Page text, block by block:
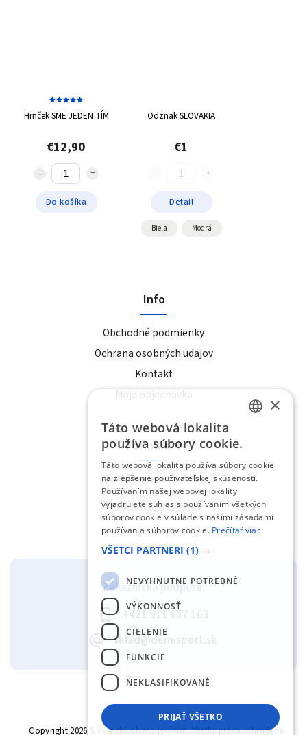
Hrnček SME JEDEN TÍM
€12,90
Do košíka
Odznak SLOVAKIA
€1
Detail
Biela Modrá
Zákaznícka podpora:
+421 911 657 163
sklad@demisport.sk
Info
Obchodné podmienky
Ochrana osobných udajov
Kontakt
Moja objednávka
Formuláre
Odstúpenie od zmluvy
Reklamácia tovaru
Copyright 2026 Slovenský olympijský tím. Všetky práva vyhradené.
×
Táto webová lokalita
používa súbory cookie.
Táto webová lokalita používa súbory cookie
na zlepšenie používateľskej skúsenosti.
Používaním našej webovej lokality
vyjadrujete súhlas s používaním všetkých
súborov cookie v súlade s našimi zásadami
používania súborov cookie. Prečítať viac
VŠETCI PARTNERI (1) →
NEVYHNUTNE POTREBNÉ
VÝKONNOSŤ
CIELENIE
FUNKCIE
NEKLASIFIKOVANÉ
PRIJAŤ VŠETKO